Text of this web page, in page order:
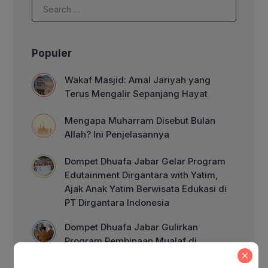
Populer
Wakaf Masjid: Amal Jariyah yang
Terus Mengalir Sepanjang Hayat
Mengapa Muharram Disebut Bulan
Allah? Ini Penjelasannya
Dompet Dhuafa Jabar Gelar Program
Edutainment Dirgantara with Yatim,
Ajak Anak Yatim Berwisata Edukasi di
PT Dirgantara Indonesia
Dompet Dhuafa Jabar Gulirkan
Program Pembinaan Mualaf di